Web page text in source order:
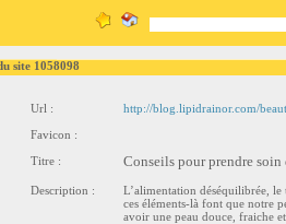
1058098
Url :
http://blog.lipidrainor.com/
Favicon :
Titre :
Conseils pour prendre soin
Description :
L’alimentation déséquilibrée,
ces éléments-là font que notre
avoir une peau douce, fraiche